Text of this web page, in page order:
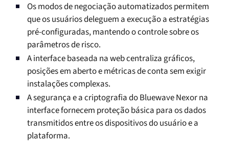
Os modos de negociação automatizados permitem
que os usuários deleguem a execução a estratégias
pré-configuradas, mantendo o controle sobre os
parâmetros de risco.
A interface baseada na web centraliza gráficos,
posições em aberto e métricas de conta sem exigir
instalações complexas.
A segurança e a criptografia do Bluewave Nexor na
interface fornecem proteção básica para os dados
transmitidos entre os dispositivos do usuário e a
plataforma.